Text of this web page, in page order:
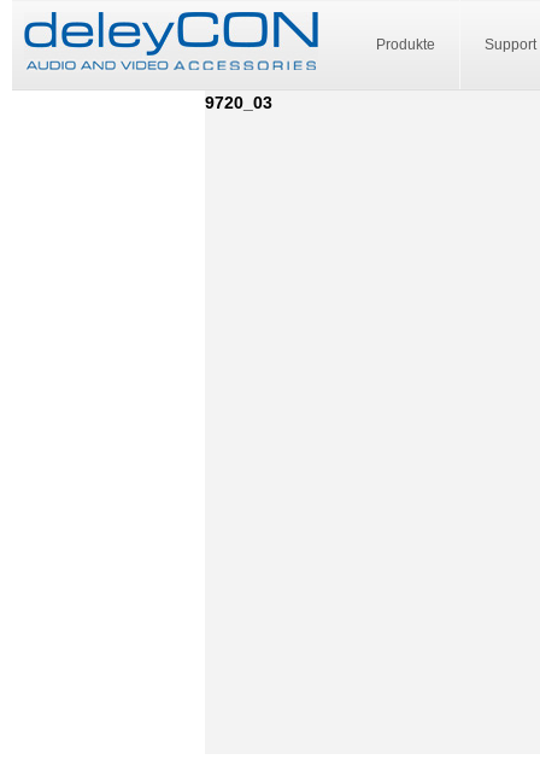
Produkte Support
9720_03